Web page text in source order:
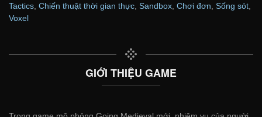
Tactics Chiến thuật thời gian thực Sandbox Chơi đơn Sống sót
Voxel
GIỚI THIỆU GAME